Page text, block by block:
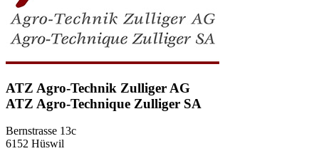
ATZ Agro-Technik Zulliger AG
ATZ Agro-Technique Zulliger SA
Bernstrasse 13c
6152 Hüswil